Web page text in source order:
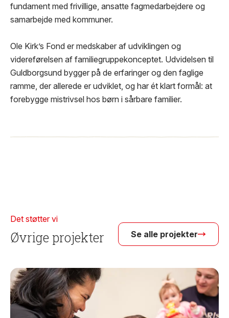
fundament med frivillige, ansatte fagmedarbejdere og
samarbejde med kommuner.
Ole Kirk’s Fond er medskaber af udviklingen og
videreførelsen af familiegruppekonceptet. Udvidelsen til
Guldborgsund bygger på de erfaringer og den faglige
ramme, der allerede er udviklet, og har ét klart formål: at
forebygge mistrivsel hos børn i sårbare familier.
Det støtter vi
Øvrige projekter Se alle projekter